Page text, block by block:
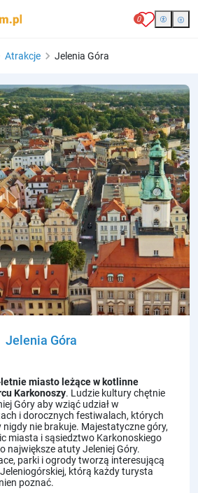
0
Atrakcje Jelenia Góra
Jelenia Góra
miasto leżące w kotlinne
Karkonoszy. Ludzie kultury chętnie
Góry aby wziąć udział w
i dorocznych festiwalach, których
nie brakuje. Majestatyczne góry,
miasta i sąsiedztwo Karkonoskiego
największe atuty Jeleniej Góry.
, parki i ogrody tworzą interesującą
którą każdy turysta
poznać.